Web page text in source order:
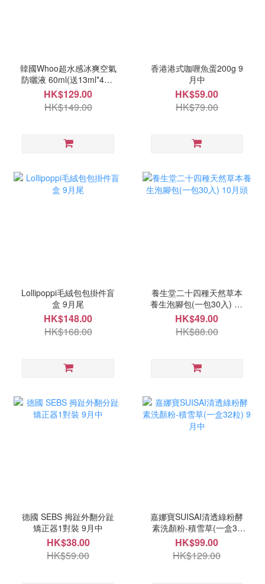
韓國Whoo超水感冰爽空氣
防曬液 60ml(送13ml*4支)
10月頭
HK$129.00
HK$149.00
香港港式咖喱魚蛋200g 9
月中
HK$59.00
HK$79.00
Lollipoppi毛絨包包掛件盲
盒 9月尾
HK$148.00
HK$168.00
養生堂二十四種天然草本
養生泡腳包(一包30入) 10
月頭
HK$49.00
HK$88.00
德國 SEBS 拇趾外翻分趾
矯正器1對裝 9月中
HK$38.00
HK$59.00
嘉娜寶SUISAI清透綠粉酵
素洗顏粉-積雪草(一盒32
粒) 9月中
HK$99.00
HK$129.00